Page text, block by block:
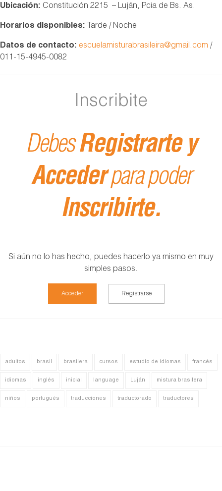
Ubicación: Constitución 2215 – Luján, Pcia de Bs. As.
Horarios disponibles: Tarde / Noche
Datos de contacto: escuelamisturabrasileira@gmail.com /
011-15-4945-0082
Inscribite
DebesRegistrarte y
Accederpara poder
Inscribirte.
Si aún no lo has hecho, puedes hacerlo ya mismo en muy
simples pasos.
Acceder Registrarse
adultos brasil brasilera cursos estudio de idiomas francés
idiomas inglés inicial language Luján mistura brasilera
niños portugués traducciones traductorado traductores